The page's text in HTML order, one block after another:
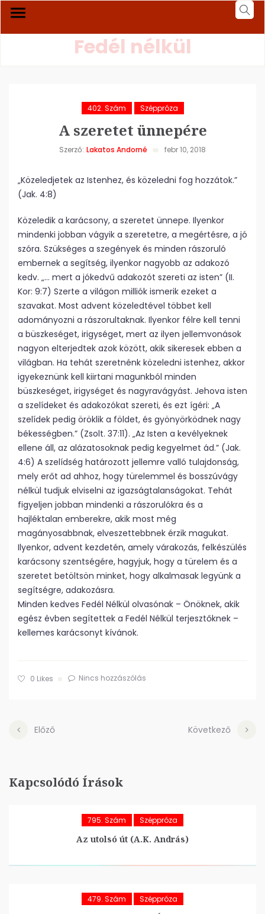
Fedél nélkül
402. Szám Széppróza
A szeretet ünnepére
Szerző: Lakatos Andorné febr 10, 2018
„Közeledjetek az Istenhez, és közeledni fog hozzátok.”
(Jak. 4:8)
Közeledik a karácsony, a szeretet ünnepe. Ilyenkor
mindenki jobban vágyik a szeretetre, a megértésre, a jó
szóra. Szükséges a szegények és minden rászoruló
embernek a segítség, ilyenkor nagyobb az adakozó
kedv. „… mert a jókedvű adakozót szereti az isten” (II.
Kor: 9:7) Szerte a világon milliók ismerik ezeket a
szavakat. Most advent közeledtével többet kell
adományozni a rászorultaknak. Ilyenkor félre kell tenni
a büszkeséget, irigységet, mert az ilyen jellemvonások
nagyon elterjedtek azok között, akik sikeresek ebben a
világban. Ha tehát szeretnénk közeledni istenhez, akkor
igyekeznünk kell kiirtani magunkból minden
büszkeséget, irigységet és nagyravágyást. Jehova isten
a szelídeket és adakozókat szereti, és ezt ígéri: „A
szelídek pedig öröklik a földet, és gyönyörködnek nagy
békességben.” (Zsolt. 37:11). „Az Isten a kevélyeknek
ellene áll, az alázatosoknak pedig kegyelmet ád.” (Jak.
4:6) A szelídség határozott jellemre valló tulajdonság,
mely erőt ad ahhoz, hogy türelemmel és bosszúvágy
nélkül tudjuk elviselni az igazságtalanságokat. Tehát
figyeljen jobban mindenki a rászorulókra és a
hajléktalan emberekre, akik most még
magányosabbnak, elveszettebbnek érzik magukat.
Ilyenkor, advent kezdetén, amely várakozás, felkészülés
karácsony szentségére, hagyjuk, hogy a türelem és a
szeretet betöltsön minket, hogy alkalmasak legyünk a
segítségre, adakozásra.
Minden kedves Fedél Nélkül olvasónak – Önöknek, akik
egész évben segítettek a Fedél Nélkül terjesztőknek –
kellemes karácsonyt kívánok.
0 Likes Nincs hozzászólás
Előző Következő
Kapcsolódó Írások
795. Szám Széppróza
Az utolsó út (A.K. András)
479. Szám Széppróza